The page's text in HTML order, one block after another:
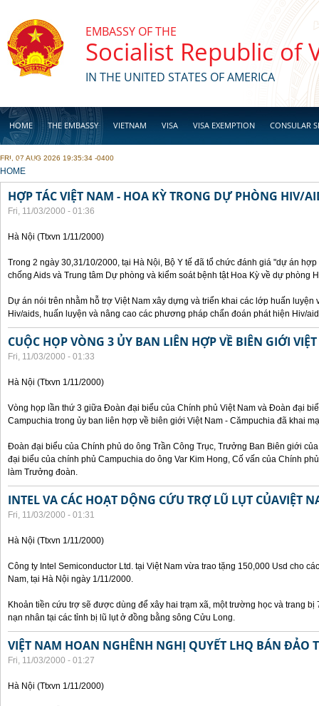
EMBASSY OF THE
Socialist Republic of
IN THE UNITED STATES OF AMERICA
HOME THE EMBASSY VIETNAM VISA VISA EXEMPTION CONSULAR
BUSINESS
FRI, 07 AUG 2026 19:35:34 -0400
YOU ARE HERE
HOME
HỢP TÁC VIỆT NAM - HOA KỲ TRONG DỰ PHÒNG HIV/
Fri, 11/03/2000 - 01:36
Hà Nội (Ttxvn 1/11/2000)
Trong 2 ngày 30,31/10/2000, tại Hà Nội, Bộ Y tế đã tổ chức đánh giá "dự án
chống Aids và Trung tâm Dự phòng và kiểm soát bệnh tật Hoa Kỳ về dự phòng
Dự án nói trên nhằm hỗ trợ Việt Nam xây dựng và triển khai các lớp huấn luyện
Hiv/aids, huấn luyện và nâng cao các phương pháp chẩn đoán phát hiện Hiv/
CUỘC HỌP VÒNG 3 ỦY BAN LIÊN HỢP VỀ BIÊN GIỚI
Fri, 11/03/2000 - 01:33
Hà Nội (Ttxvn 1/11/2000)
Vòng họp lần thứ 3 giữa Đoàn đại biểu của Chính phủ Việt Nam và Đoàn đại
Campuchia trong ủy ban liên hợp về biên giới Việt Nam - Cămpuchia đã khai
Đoàn đại biểu của Chính phủ do ông Trần Công Trục, Trưởng Ban Biên giới
đại biểu của chính phủ Campuchia do ông Var Kim Hong, Cố vấn của Chính
làm Trưởng đoàn.
INTEL VA CÁC HOẠT DỘNG CỨU TRỢ LŨ LỤT CỦAVIỆT
Fri, 11/03/2000 - 01:31
Hà Nội (Ttxvn 1/11/2000)
Công ty Intel Semiconductor Ltd. tại Việt Nam vừa trao tặng 150,000 Usd cho
Nam, tại Hà Nội ngày 1/11/2000.
Khoản tiền cứu trợ sẽ được dùng để xây hai trạm xã, một trường học và trang
nạn nhân tại các tỉnh bị lũ lụt ở đồng bằng sông Cửu Long.
VIỆT NAM HOAN NGHÊNH NGHỊ QUYẾT LHQ BÁN ĐẢO
Fri, 11/03/2000 - 01:27
Hà Nội (Ttxvn 1/11/2000)